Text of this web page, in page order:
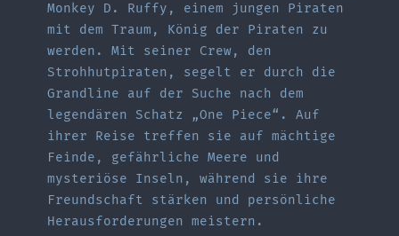
Monkey D. Ruffy, einem jungen Piraten
mit dem Traum, König der Piraten zu
werden. Mit seiner Crew, den
Strohhutpiraten, segelt er durch die
Grandline auf der Suche nach dem
legendären Schatz „One Piece“. Auf
ihrer Reise treffen sie auf mächtige
Feinde, gefährliche Meere und
mysteriöse Inseln, während sie ihre
Freundschaft stärken und persönliche
Herausforderungen meistern.